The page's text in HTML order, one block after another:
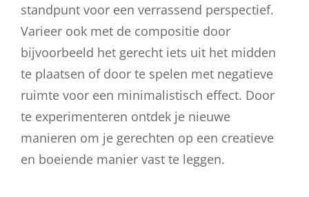
standpunt voor een verrassend perspectief.
Varieer ook met de compositie door
bijvoorbeeld het gerecht iets uit het midden
te plaatsen of door te spelen met negatieve
ruimte voor een minimalistisch effect. Door
te experimenteren ontdek je nieuwe
manieren om je gerechten op een creatieve
en boeiende manier vast te leggen.